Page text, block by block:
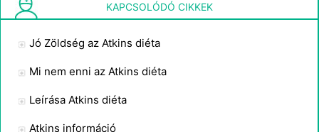
KAPCSOLÓDÓ CIKKEK
Jó Zöldség az Atkins diéta
Mi nem enni az Atkins diéta
Leírása Atkins diéta
Atkins információ